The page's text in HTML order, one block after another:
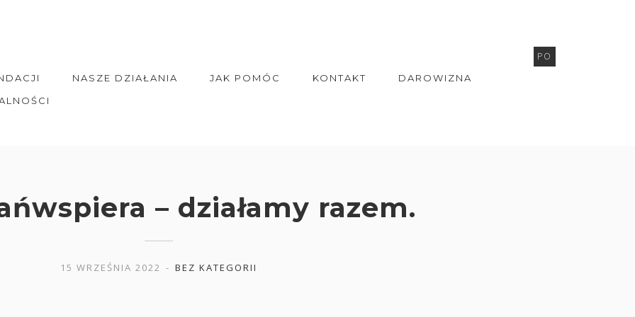
PO
NASZE DZIAŁANIA JAK POMÓC KONTAKT
DAROWIZNA
– działamy razem.
15 WRZEŚNIA 2022 BEZ KATEGORII